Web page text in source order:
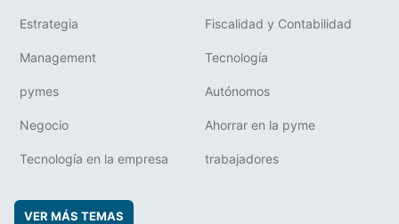
Estrategia Fiscalidad y Contabilidad
Management Tecnología
pymes Autónomos
Negocio Ahorrar en la pyme
Tecnología en la empresa trabajadores
VER MÁS TEMAS